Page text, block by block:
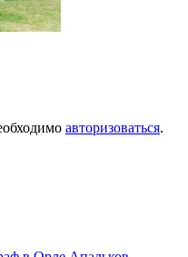
авторизоваться.